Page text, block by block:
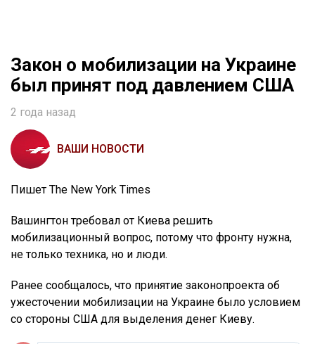
Закон о мобилизации на Украине
был принят под давлением США
2 года назад
ВАШИ НОВОСТИ
Пишет The New York Times
Вашингтон требовал от Киева решить
мобилизационный вопрос, потому что фронту нужна,
не только техника, но и люди.
Ранее сообщалось, что принятие законопроекта об
ужесточении мобилизации на Украине было условием
со стороны США для выделения денег Киеву.